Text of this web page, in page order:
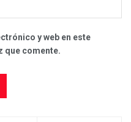
y web en este
que comente.